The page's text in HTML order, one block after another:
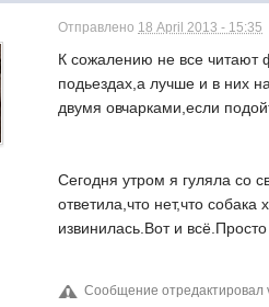
Отправлено 18 April 2013 - 15:35
К сожалению не все читают
подьездах,а лучше и в них
двумя овчарками,если
Сегодня утром я гуляла со
ответила,что нет,что
извинилась.Вот и
Сообщение отредактировал